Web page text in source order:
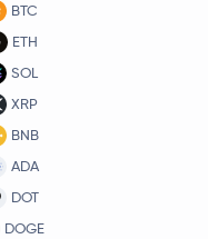
BTC
ETH
SOL
XRP
BNB
ADA
DOT
DOGE